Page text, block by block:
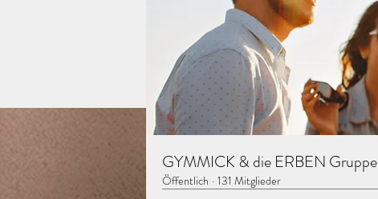
GYMMICK & die ERBEN Gruppe
Öffentlich · 131 Mitglieder